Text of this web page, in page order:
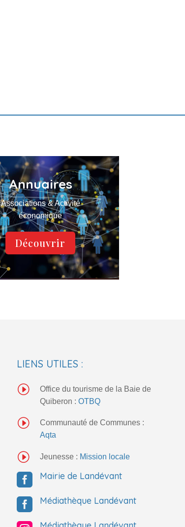
Annuaires
Associations & Activité
économique
Découvrir
LIENS UTILES :
I
Office du tourisme de la Baie de
Quiberon : OTBQ
I
Communauté de Communes :
Aqta
I Jeunesse : Mission locale
 Mairie de Landévant
 Médiathèque Landévant